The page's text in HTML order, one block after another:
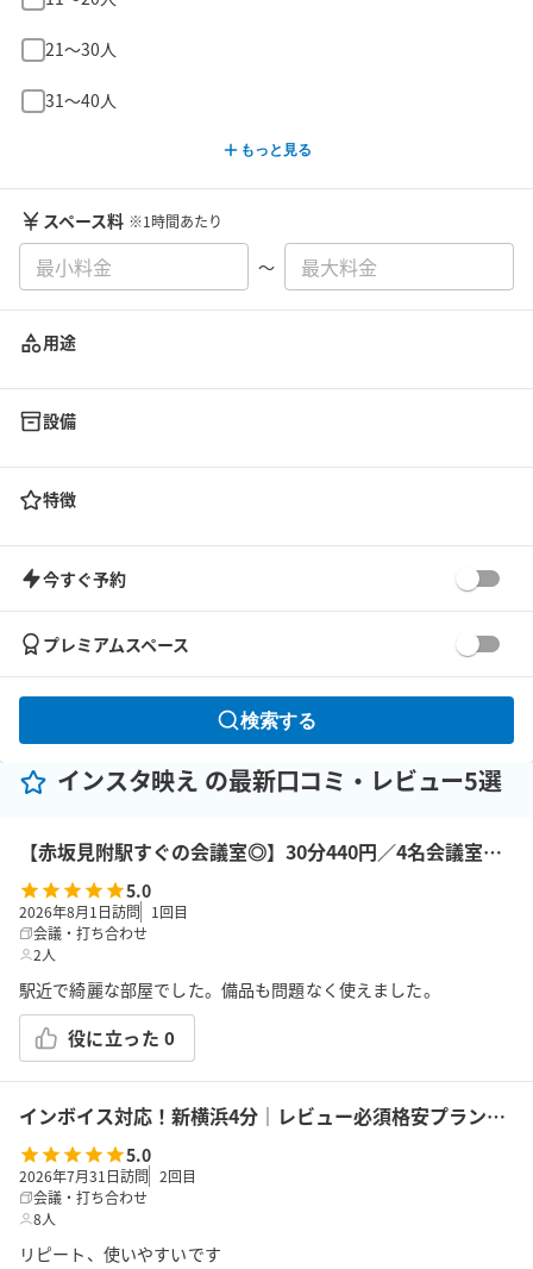
21〜30人
31〜40人
もっと見る
スペース料 ※1時間あたり
〜
用途
設備
特徴
今すぐ予約
プレミアムスペース
検索する
インスタ映え の最新口コミ・レビュー5選
【赤坂見附駅すぐの会議室◎】30分440円／4名会議室＜RoomB＞ モニター有 ※予約時間前は入室不可
5.0
2026年8月1日訪問 1 回目
会議・打ち合わせ
2人
駅近で綺麗な部屋でした。備品も問題なく使えました。
役に立った 0
インボイス対応！新横浜4分｜レビュー必須格安プラン｜14席｜土足OK｜Wi-Fi｜43型モニター｜ボドゲ｜面接・勉強｜トイレは女性に嬉しいお部屋外男女別
5.0
2026年7月31日訪問 2回目
会議・打ち合わせ
8人
リピート、使いやすいです